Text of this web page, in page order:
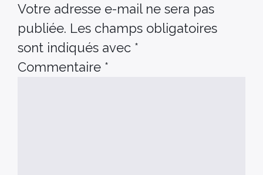
Votre adresse e-mail ne sera pas
publiée. Les champs obligatoires
sont indiqués avec *
Commentaire *